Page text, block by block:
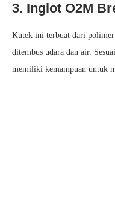
3. Inglot O2M
Kutek ini terbuat dari
ditembus udara dan air.
memiliki kemampuan untuk